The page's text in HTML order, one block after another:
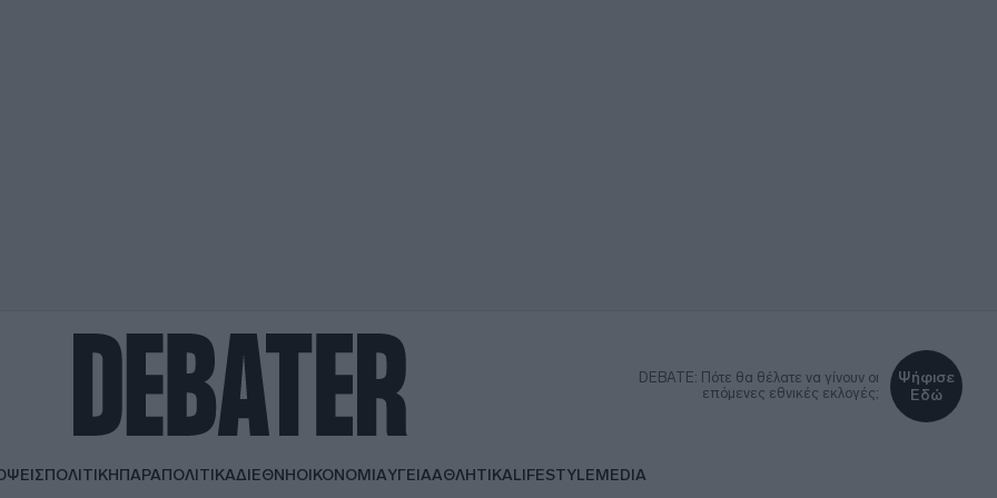
DEBATE: Πότε θα θέλατε να γίνουν οι
επόμενες εθνικές εκλογές;
Ψήφισε
Εδώ
ΠΟΛΙΤΙΚΗΠΑΡΑΠΟΛΙΤΙΚΑΔΙΕΘΝΗΟΙΚΟΝΟΜΙΑΥΓΕΙΑΑΘΛΗΤΙΚΑLIFESTYLEMEDIA